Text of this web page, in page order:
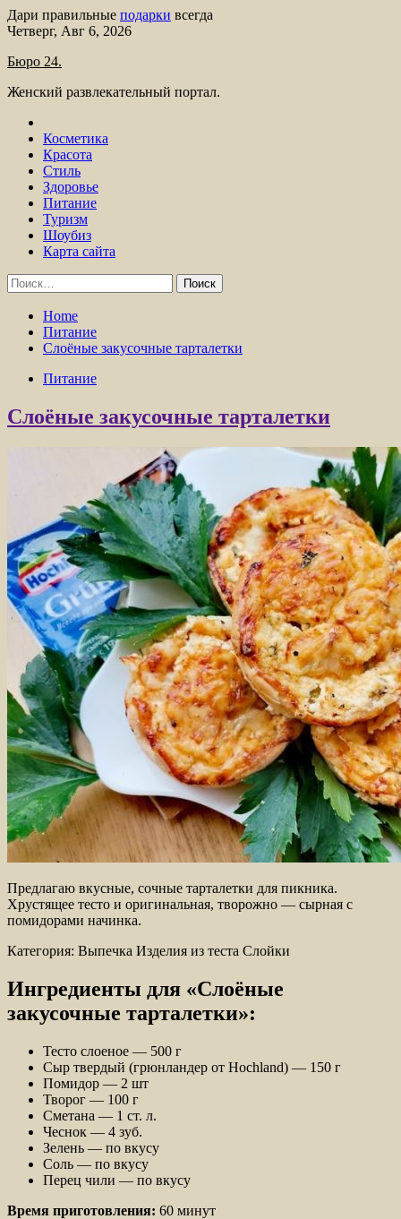
Дари правильные подарки всегда
Skip
content
Четверг, Авг 6, 2026
Бюро 24.
Женский развлекательный портал.
Косметика
Красота
Стиль
Здоровье
Питание
Туризм
Шоубиз
Карта сайта
Найти:
Home
Питание
Слоёные закусочные тарталетки
Питание
Слоёные закусочные тарталетки
Предлагаю вкусные, сочные тарталетки для пикника.
Хрустящее тесто и оригинальная, творожно — сырная с
помидорами начинка.
Категория: Выпечка Изделия из теста Слойки
Ингредиенты для «Слоёные
закусочные тарталетки»:
Тесто слоеное — 500 г
Сыр твердый (грюнландер от Hochland) — 150 г
Помидор — 2 шт
Творог — 100 г
Сметана — 1 ст. л.
Чеснок — 4 зуб.
Зелень — по вкусу
Соль — по вкусу
Перец чили — по вкусу
Время приготовления: 60 минут